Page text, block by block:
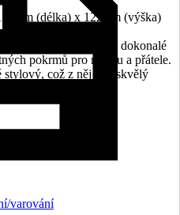
cm (délka) x 122 cm (výška)
TC-4 si užijete dokonalé
pokrmů pro rodinu a přátele.
stylový, což z něj činí skvělý
varování